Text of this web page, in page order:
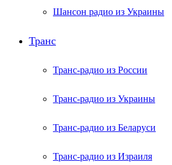
Шансон радио из Украины
Транс
Транс-радио из России
Транс-радио из Украины
Транс-радио из Беларуси
Транс-радио из Израиля